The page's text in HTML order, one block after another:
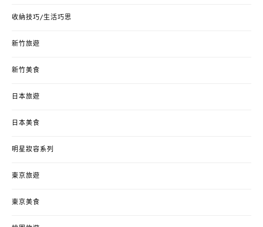
收納技巧/生活巧思
新竹旅遊
新竹美食
日本旅遊
日本美食
明星妝容系列
東京旅遊
東京美食